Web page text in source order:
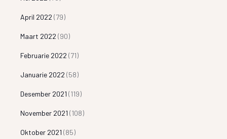
April 2022 (79)
Maart 2022 (90)
Februarie 2022 (71)
Januarie 2022 (58)
Desember 2021 (119)
November 2021 (108)
Oktober 2021 (85)